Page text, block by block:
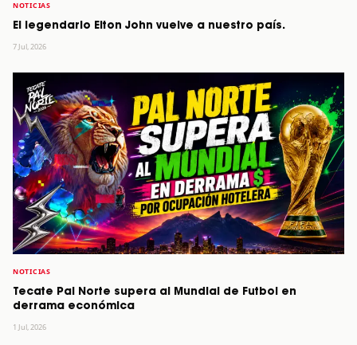
NOTICIAS
El legendario Elton John vuelve a nuestro país.
7 Jul, 2026
NOTICIAS
Tecate Pal Norte supera al Mundial de Futbol en
derrama económica
1 Jul, 2026